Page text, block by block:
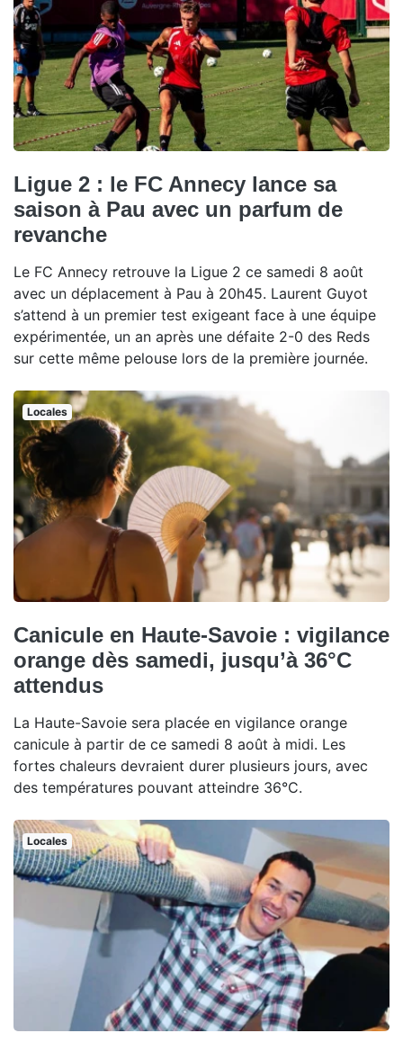
Ligue 2 : le FC Annecy lance sa
saison à Pau avec un parfum de
revanche
Le FC Annecy retrouve la Ligue 2 ce samedi 8 août
avec un déplacement à Pau à 20h45. Laurent Guyot
s’attend à un premier test exigeant face à une équipe
expérimentée, un an après une défaite 2-0 des Reds
sur cette même pelouse lors de la première journée.
Locales
Canicule en Haute-Savoie : vigilance
orange dès samedi, jusqu’à 36°C
attendus
La Haute-Savoie sera placée en vigilance orange
canicule à partir de ce samedi 8 août à midi. Les
fortes chaleurs devraient durer plusieurs jours, avec
des températures pouvant atteindre 36°C.
Locales